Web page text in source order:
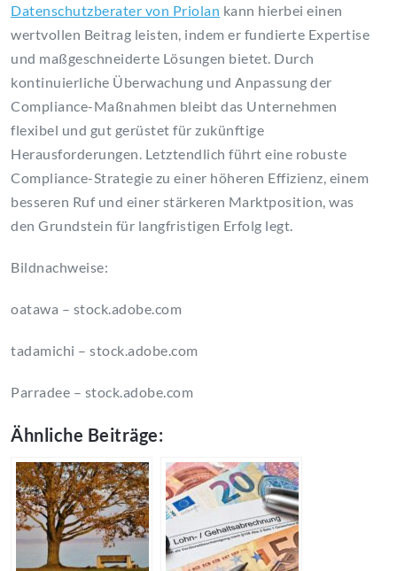
Datenschutzberater von Priolan kann hierbei einen
wertvollen Beitrag leisten, indem er fundierte Expertise
und maßgeschneiderte Lösungen bietet. Durch
kontinuierliche Überwachung und Anpassung der
Compliance-Maßnahmen bleibt das Unternehmen
flexibel und gut gerüstet für zukünftige
Herausforderungen. Letztendlich führt eine robuste
Compliance-Strategie zu einer höheren Effizienz, einem
besseren Ruf und einer stärkeren Marktposition, was
den Grundstein für langfristigen Erfolg legt.
Bildnachweise:
oatawa – stock.adobe.com
tadamichi – stock.adobe.com
Parradee – stock.adobe.com
Ähnliche Beiträge: